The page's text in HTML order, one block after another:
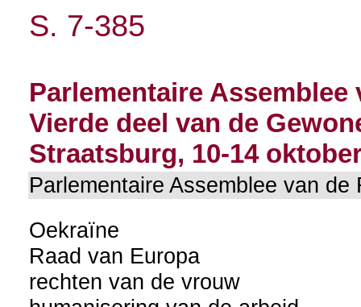
S. 7-385
Parlementaire Assemblee
Vierde deel van de
Straatsburg, 10-14
Parlementaire Assemblee van
Oekraïne
Raad van Europa
rechten van de vrouw